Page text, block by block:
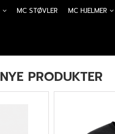
MC STØVLER MC HJELMER
NYE PRODUKTER